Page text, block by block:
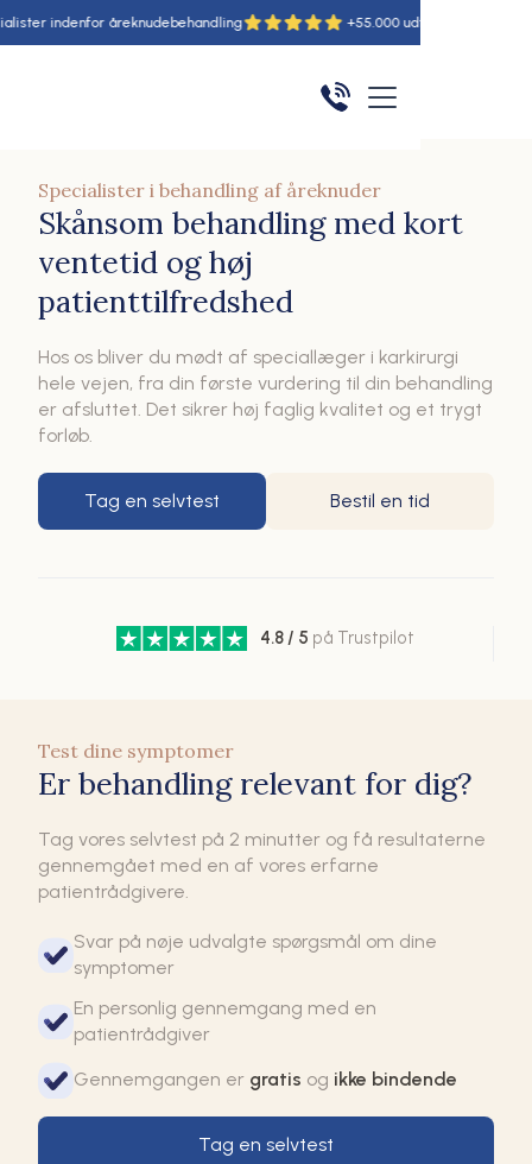
åreknudebehandling +55.000 udførte behandlinger
Specialister i behandling af åreknuder
Skånsom behandling med kort
ventetid og høj
patienttilfredshed
Hos os bliver du mødt af speciallæger i karkirurgi
hele vejen, fra din første vurdering til din behandling
er afsluttet. Det sikrer høj faglig kvalitet og et trygt
forløb.
Tag en selvtest Bestil en tid
4.8 / 5 på Trustpilot
Test dine symptomer
Er behandling relevant for dig?
Tag vores selvtest på 2 minutter og få resultaterne
gennemgået med en af vores erfarne
patientrådgivere.
Svar på nøje udvalgte spørgsmål om dine
symptomer
En personlig gennemgang med en
patientrådgiver
Gennemgangen er gratis og ikke bindende
Tag en selvtest